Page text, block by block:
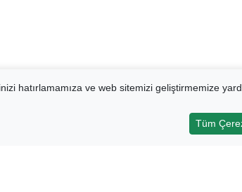
hatırlamamıza ve web sitemizi geliştirmemize
Tüm